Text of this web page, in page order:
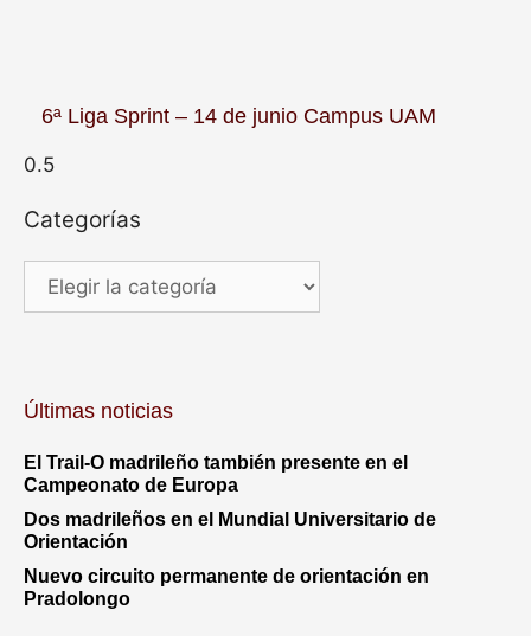
6ª Liga Sprint – 14 de junio Campus UAM
Categorías
Categorías
Últimas noticias
El Trail-O madrileño también presente en el
Campeonato de Europa
Dos madrileños en el Mundial Universitario de
Orientación
Nuevo circuito permanente de orientación en
Pradolongo